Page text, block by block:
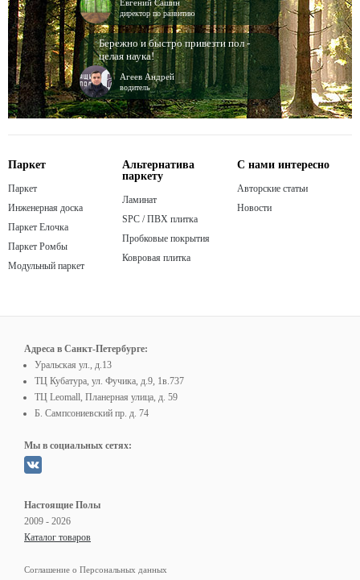
Евгений Сашин
директор по развитию
Бережно и быстро привезти пол -
целая наука!
Агеев Андрей
водитель
Паркет
Паркет
Инженерная доска
Паркет Елочка
Паркет Ромбы
Модульный паркет
Альтернатива
паркету
Ламинат
SPC / ПВХ плитка
Пробковые покрытия
Ковровая плитка
С нами интересно
Авторские статьи
Новости
Адреса в Санкт-Петербурге:
Уральская ул., д.13
ТЦ Кубатура, ул. Фучика, д.9, 1в.737
ТЦ Leomall, Планерная улица, д. 59
Б. Сампсониевский пр. д. 74
Мы в социальных сетях:
Настоящие Полы
2009 - 2026
Каталог товаров
Соглашение о Персональных данных